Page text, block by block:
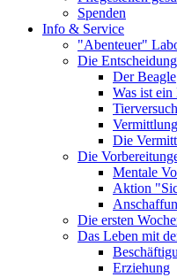
Spenden
Info & Service
"Abenteuer"
Die Entscheidung
Der Beagle
Was ist ein
Die
Die
Mentale
Aktion
Die ersten
Das Leben mit
Erziehung